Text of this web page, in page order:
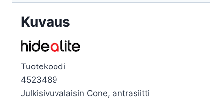
Kuvaus
Tuotekoodi
4523489
Julkisivuvalaisin Cone, antrasiitti